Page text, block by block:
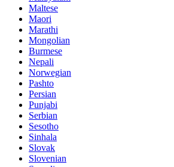
Maltese
Maori
Marathi
Mongolian
Burmese
Nepali
Norwegian
Pashto
Persian
Punjabi
Serbian
Sesotho
Sinhala
Slovak
Slovenian